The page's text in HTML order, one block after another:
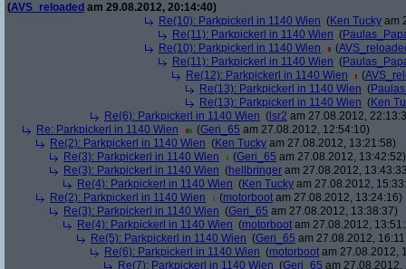
(AVS_reloaded am 29.08.2012, 20:14:40)
Re(10): Parkpickerl in 1140 Wien (Ken Tucky am
Re(11): Parkpickerl in 1140 Wien (
Re(10): Parkpickerl in 1140 Wien
(
Re(11): Parkpickerl in 1140 Wien (
Re(12): Parkpickerl in 1140 Wien
(
Re(13): Parkpickerl in 1140 Wien (
Re(13): Parkpickerl in 1140 Wien (Ken
Re(6): Parkpickerl in 1140 Wien ( lsr2 am 27.08.2012,
Re: Parkpickerl in 1140 Wien
(Geri_65 am 27.08.2012, 12:54:10)
Re(2): Parkpickerl in 1140 Wien (Ken Tucky am 27.08.2012, 13:21:58)
Re(3): Parkpickerl in 1140 Wien
(Geri_65 am 27.08.2012, 13:42:52)
Re(3): Parkpickerl in 1140 Wien (hellbringer am 27.08.2012,
Re(4): Parkpickerl in 1140 Wien (Ken Tucky am 27.08.2012,
Re(2): Parkpickerl in 1140 Wien
(motorboot am 27.08.2012, 13:24:16)
Re(3): Parkpickerl in 1140 Wien (Geri_65 am 27.08.2012, 13:38:37)
Re(4): Parkpickerl in 1140 Wien (motorboot am 27.08.2012,
Re(5): Parkpickerl in 1140 Wien (Geri_65 am 27.08.2012,
Re(6): Parkpickerl in 1140 Wien (motorboot am 27.08.2012,
Re(7): Parkpickerl in 1140 Wien (Geri_65 am 27.08.2012,